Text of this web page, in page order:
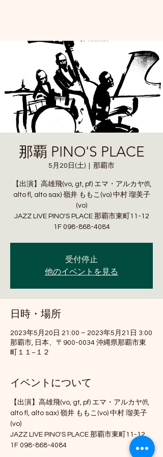
那覇 PINO'S PLACE
5月20日(土) 那覇市
【出演】高雄飛(vo, gt, pf) エマ・アルカヤ(fl,
alto fl, alto sax) 嶺井 ももこ(vo) 中村 瑠美子
(vo)
JAZZ LIVE PINO'S PLACE 那覇市東町11-12
1F 098-868-4084
受付停止
他のイベントを見る
日時・場所
2023年5月20日 21:00 – 2023年5月21日 3:00
那覇市, 日本、〒900-0034 沖縄県那覇市東
町１１−１２
イベントについて
【出演】高雄飛(vo, gt, pf) エマ・アルカヤ(fl,
alto fl, alto sax) 嶺井 ももこ(vo) 中村 瑠美子
(vo)
JAZZ LIVE PINO'S PLACE 那覇市東町11-12
1F 098-868-4084